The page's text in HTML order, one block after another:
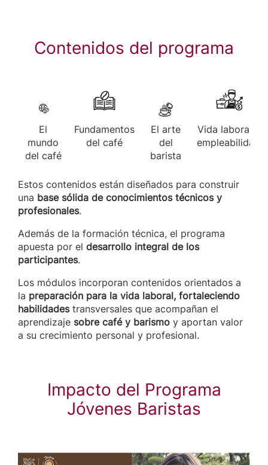
Contenidos del programa
El
mundo
del café
Fundamentos
del café
El arte
del
barista
Vida laboral y
empleabilidad
Estos contenidos están diseñados para construir
una base sólida de conocimientos técnicos y
profesionales.
Además de la formación técnica, el programa
apuesta por el desarrollo integral de los
participantes.
Los módulos incorporan contenidos orientados a
la preparación para la vida laboral, fortaleciendo
habilidadestransversales que acompañan el
aprendizaje sobre café y barismo y aportan valor
a su crecimiento personal y profesional.
Impacto del Programa
Jóvenes Baristas